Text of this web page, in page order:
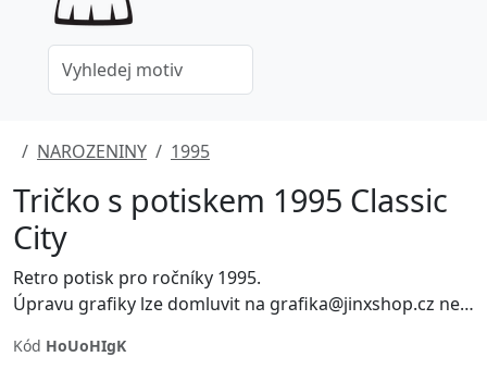
NAROZENINY 1995
Tričko s potiskem 1995 Classic
City
Retro potisk pro ročníky 1995.
Úpravu grafiky lze domluvit na grafika@jinxshop.cz nebo volat na 778 052 180.
Kód HoUoHIgK